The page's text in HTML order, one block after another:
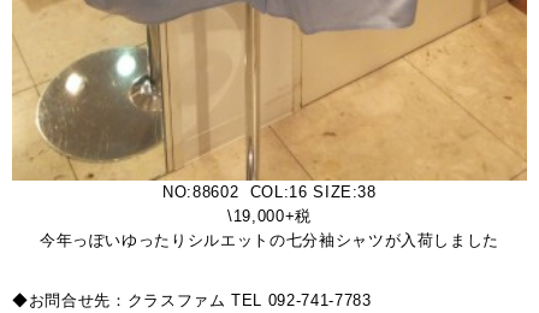
NO:88602 COL:16 SIZE:38
\19,000+税
今年っぽいゆったりシルエットの七分袖シャツが入荷しました
◆お問合せ先：クラスファム TEL 092-741-7783